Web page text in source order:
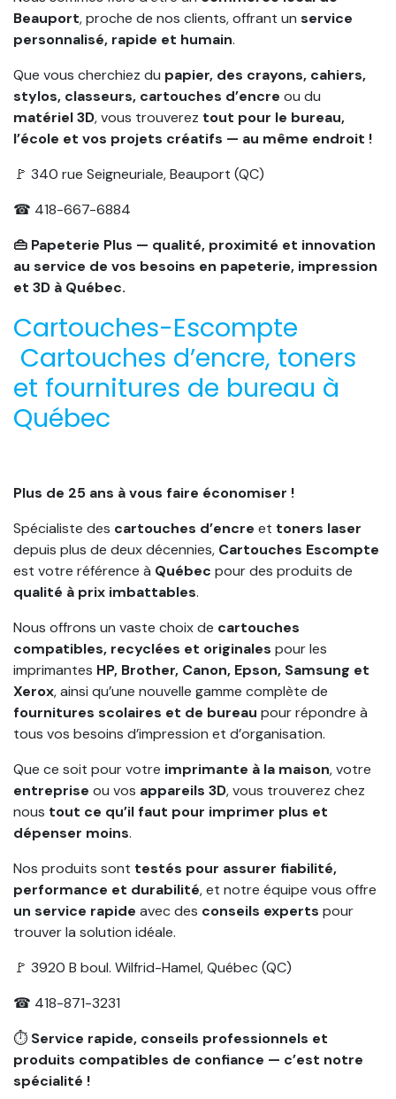
Beauport, proche de nos clients, offrant un service
personnalisé, rapide et humain.
Que vous cherchiez du papier, des crayons, cahiers,
stylos, classeurs, cartouches d’encre ou du
matériel 3D, vous trouverez tout pour le bureau,
l’école et vos projets créatifs — au même endroit !
🚩 340 rue Seigneuriale, Beauport (QC)
☎ 418-667-6884
👜 Papeterie Plus — qualité, proximité et innovation
au service de vos besoins en papeterie, impression
et 3D à Québec.
Cartouches-Escompte
Cartouches d’encre, toners
et fournitures de bureau à
Québec
Plus de 25 ans à vous faire économiser !
Spécialiste des cartouches d’encre et toners laser
depuis plus de deux décennies, Cartouches Escompte
est votre référence à Québec pour des produits de
qualité à prix imbattables.
Nous offrons un vaste choix de cartouches
compatibles, recyclées et originales pour les
imprimantes HP, Brother, Canon, Epson, Samsung et
Xerox, ainsi qu’une nouvelle gamme complète de
fournitures scolaires et de bureau pour répondre à
tous vos besoins d’impression et d’organisation.
Que ce soit pour votre imprimante à la maison, votre
entreprise ou vos appareils 3D, vous trouverez chez
nous tout ce qu’il faut pour imprimer plus et
dépenser moins.
Nos produits sont testés pour assurer fiabilité,
performance et durabilité, et notre équipe vous offre
un service rapide avec des conseils experts pour
trouver la solution idéale.
🚩 3920 B boul. Wilfrid-Hamel, Québec (QC)
☎ 418-871-3231
⏱ Service rapide, conseils professionnels et
produits compatibles de confiance — c’est notre
spécialité !